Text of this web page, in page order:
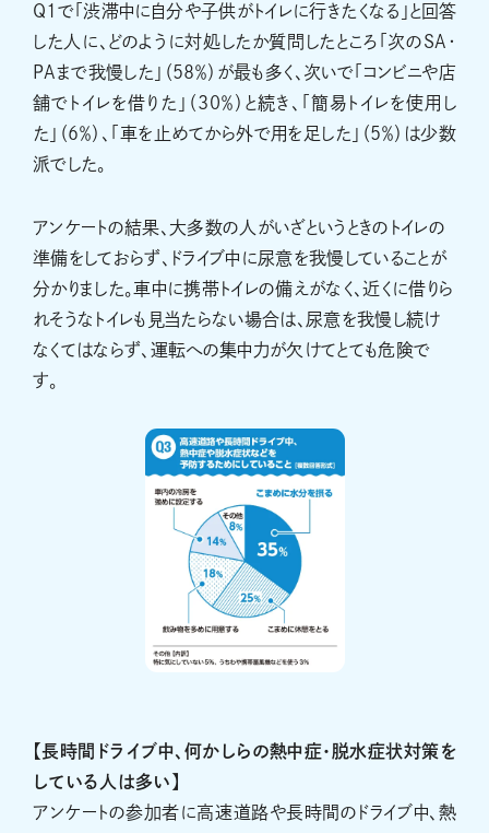
Q1で「渋滞中に自分や子供がトイレに行きたくなる」と回答
した人に、どのように対処したか質問したところ「次のSA・
PAまで我慢した」（58％）が最も多く、次いで「コンビニや店
舗でトイレを借りた」（30％）と続き、「簡易トイレを使用し
た」（6％）、「車を止めてから外で用を足した」（5％）は少数
派でした。
アンケートの結果、大多数の人がいざというときのトイレの
準備をしておらず、ドライブ中に尿意を我慢していることが
分かりました。車中に携帯トイレの備えがなく、近くに借りら
れそうなトイレも見当たらない場合は、尿意を我慢し続け
なくてはならず、運転への集中力が欠けてとても危険で
す。
【長時間ドライブ中、何かしらの熱中症・脱水症状対策を
している人は多い】
アンケートの参加者に高速道路や長時間のドライブ中、熱